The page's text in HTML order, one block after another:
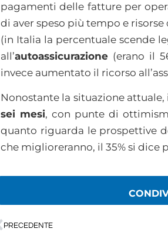
pagamenti delle fatture per
di aver speso più tempo e
(in Italia la percentuale scende
all’autoassicurazione (erano il
invece aumentato il ricorso
Nonostante la situazione
sei mesi, con punte di
quanto riguarda le prospettive
che miglioreranno, il 35% si dice
PRECEDENTE